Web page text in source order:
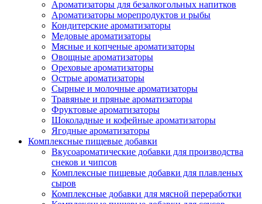
Ароматизаторы для безалкогольных напитков
Ароматизаторы морепродуктов и рыбы
Кондитерские ароматизаторы
Медовые ароматизаторы
Мясные и копченые ароматизаторы
Овощные ароматизаторы
Ореховые ароматизаторы
Острые ароматизаторы
Сырные и молочные ароматизаторы
Травяные и пряные ароматизаторы
Фруктовые ароматизаторы
Шоколадные и кофейные ароматизаторы
Ягодные ароматизаторы
Комплексные пищевые добавки
Вкусоароматические добавки для производства
снеков и чипсов
Комплексные пищевые добавки для плавленых
сыров
Комплексные добавки для мясной переработки